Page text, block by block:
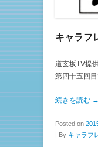
キャラフ
道玄坂TV提
第四十五回目
続きを読む →
Posted on
| By キャラフ